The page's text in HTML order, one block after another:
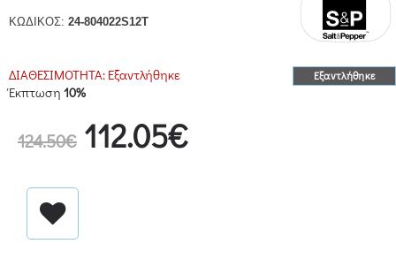
ΚΩΔΙΚΟΣ: 24-804022S12T
Εξαντλήθηκε
ΔΙΑΘΕΣΙΜΟΤΗΤΑ: Εξαντλήθηκε
Έκπτωση 10%
124.50€ 112.05€